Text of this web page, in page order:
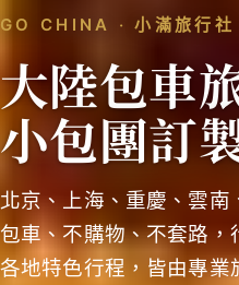
GO CHINA ‧ 小滿旅行社
大陸包車
小包團訂
北京、上海、重慶、雲
包車、不購物、不套路，
各地特色行程，皆由專